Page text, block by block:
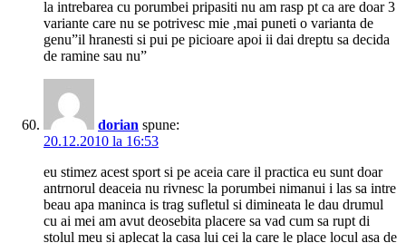
la intrebarea cu porumbei pripasiti nu am rasp pt ca are doar 3
variante care nu se potrivesc mie ,mai puneti o varianta de
genu”il hranesti si pui pe picioare apoi ii dai dreptu sa decida
de ramine sau nu”
dorian spune:
20.12.2010 la 16:53
eu stimez acest sport si pe aceia care il practica eu sunt doar
antrnorul deaceia nu rivnesc la porumbei nimanui i las sa intre
beau apa maninca is trag sufletul si dimineata le dau drumul
cu ai mei am avut deosebita placere sa vad cum sa rupt di
stolul meu si aplecat la casa lui cei la care le place locul asa de